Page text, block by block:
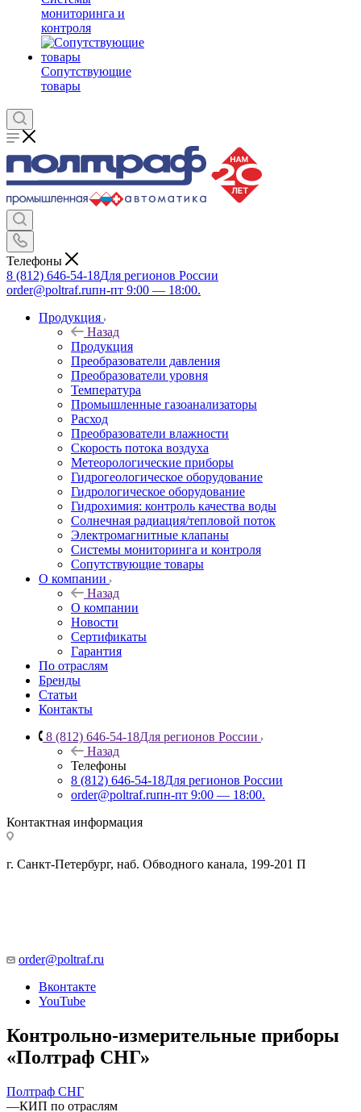
мониторинга и
контроля
Сопутствующие
товары
Телефоны
8 (812) 646-54-18Для регионов России
order@poltraf.ruпн-пт 9:00 — 18:00.
Продукция
Назад
Продукция
Преобразователи давления
Преобразователи уровня
Температура
Промышленные газоанализаторы
Расход
Преобразователи влажности
Скорость потока воздуха
Метеорологические приборы
Гидрогеологическое оборудование
Гидрологическое оборудование
Гидрохимия: контроль качества воды
Солнечная радиация/тепловой поток
Электромагнитные клапаны
Системы мониторинга и контроля
Сопутствующие товары
О компании
Назад
О компании
Новости
Сертификаты
Гарантия
По отраслям
Бренды
Статьи
Контакты
8 (812) 646-54-18Для регионов России
Назад
Телефоны
8 (812) 646-54-18Для регионов России
order@poltraf.ruпн-пт 9:00 — 18:00.
Контактная информация
г. Санкт-Петербург, наб. Обводного канала, 199-201 П
order@poltraf.ru
Вконтакте
YouTube
Контрольно-измерительные приборы
«Полтраф СНГ»
Полтраф СНГ
—КИП по отраслям